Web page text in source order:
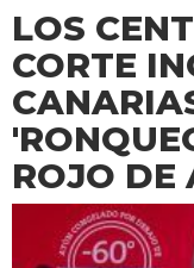
LOS
CORTE
ROJO